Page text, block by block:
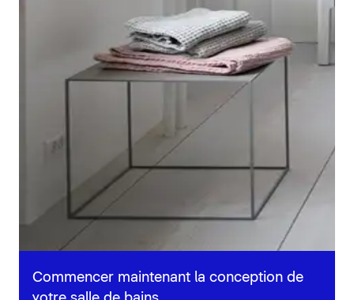
Commencer maintenant la conception de